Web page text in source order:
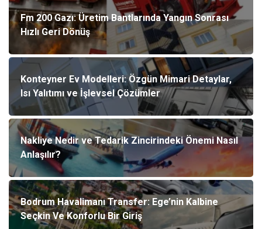
Fm 200 Gazı: Üretim Bantlarında Yangın Sonrası
Hızlı Geri Dönüş
Konteyner Ev Modelleri: Özgün Mimari Detaylar,
Isı Yalıtımı ve İşlevsel Çözümler
Nakliye Nedir ve Tedarik Zincirindeki Önemi Nasıl
Anlaşılır?
Bodrum Havalimanı Transfer: Ege’nin Kalbine
Seçkin Ve Konforlu Bir Giriş